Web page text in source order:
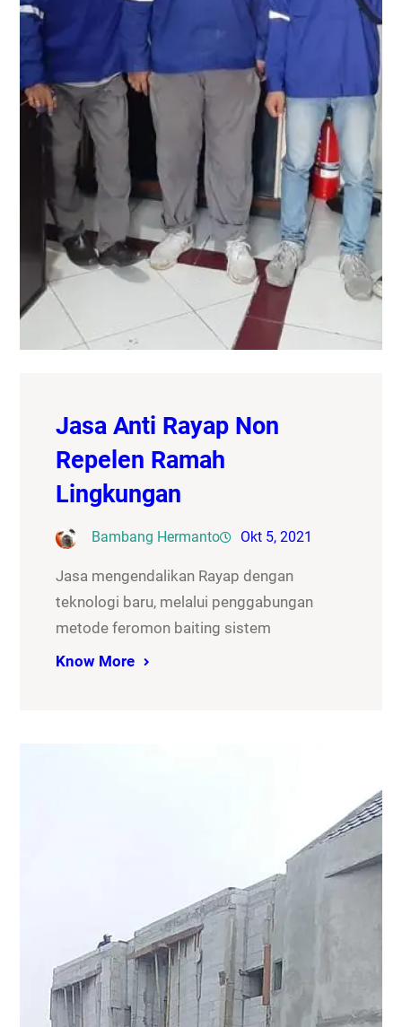
Jasa Anti Rayap Non
Repelen Ramah
Lingkungan
Bambang Hermanto Okt 5, 2021
Jasa mengendalikan Rayap dengan
teknologi baru, melalui penggabungan
metode feromon baiting sistem
Know More